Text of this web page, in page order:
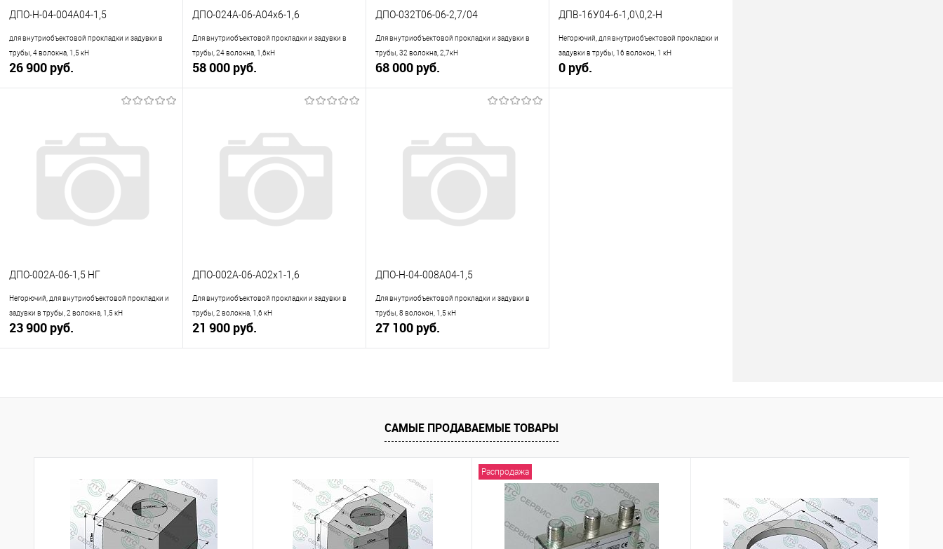
ДПО-Н-04-004А04-1,5
для внутриобъектовой прокладки и задувки в
трубы, 4 волокна, 1,5 кН
26 900 руб.
Купить в 1 клик
К сравнению
В избранное
В наличии
ДПО-024А-06-А04х6-1,6
Для внутриобъектовой прокладки и задувки в
трубы, 24 волокна, 1,6кН
58 000 руб.
Купить в 1 клик
К сравнению
В избранное
В наличии
ДПО-032Т06-06-2,7/04
Для внутриобъектовой прокладки и задувки в
трубы, 32 волокна, 2,7кН
68 000 руб.
Купить в 1 клик
К сравнению
В избранное
В наличии
ДПВ-16У04-6-1,0\0,2-Н
Негорючий, для внутриобъектовой прокладки и
задувки в трубы, 16 волокон, 1 кН
0 руб.
ДПО-002А-06-1,5 НГ
Негорючий, для внутриобъектовой прокладки и
задувки в трубы, 2 волокна, 1,5 кН
23 900 руб.
ДПО-002А-06-А02х1-1,6
Для внутриобъектовой прокладки и задувки в
трубы, 2 волокна, 1,6 кН
21 900 руб.
ДПО-Н-04-008А04-1,5
Для внутриобъектовой прокладки и задувки в
трубы, 8 волокон, 1,5 кН
27 100 руб.
В избранное
В наличии
САМЫЕ ПРОДАВАЕМЫЕ ТОВАРЫ
Распродажа